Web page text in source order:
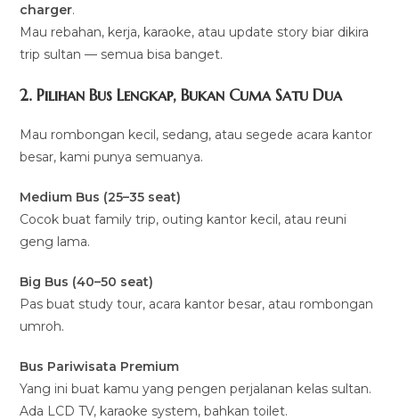
charger.
Mau rebahan, kerja, karaoke, atau update story biar dikira
trip sultan — semua bisa banget.
2. Pilihan Bus Lengkap, Bukan Cuma Satu Dua
Mau rombongan kecil, sedang, atau segede acara kantor
besar, kami punya semuanya.
Medium Bus (25–35 seat)
Cocok buat family trip, outing kantor kecil, atau reuni
geng lama.
Big Bus (40–50 seat)
Pas buat study tour, acara kantor besar, atau rombongan
umroh.
Bus Pariwisata Premium
Yang ini buat kamu yang pengen perjalanan kelas sultan.
Ada LCD TV, karaoke system, bahkan toilet.